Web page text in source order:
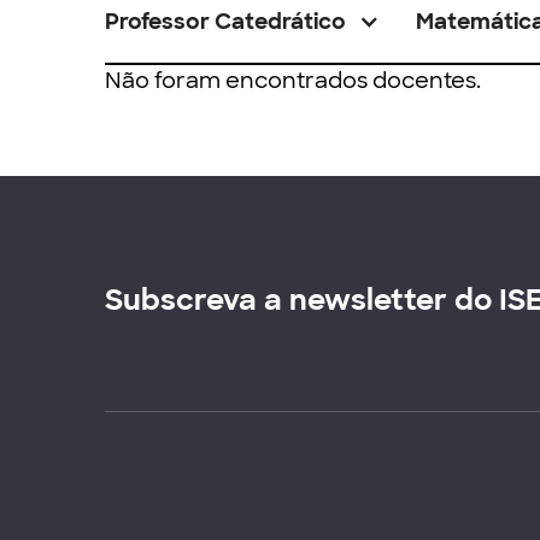
Professor Catedrático
Não foram encontrados docentes.
Subscreva a newsletter do